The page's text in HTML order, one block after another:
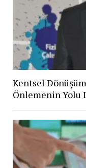
Kentsel
Önlemenin Yolu